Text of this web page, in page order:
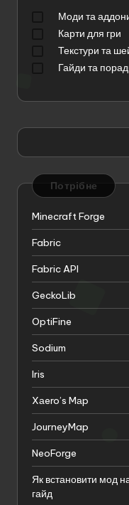
Моди та
Карти для гри
Текстури та
Гайди та
Потрібне
Minecraft Forge
Fabric
Fabric API
GeckoLib
OptiFine
Sodium
Iris
Xаero’s Mаp
JourneyMap
NeoForge
Як встановити мод
гайд